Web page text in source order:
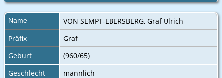
Name VON SEMPT-EBERSBERG, Graf Ulrich
Präfix
Graf
Geburt
(960/65)
Geschlecht
männlich